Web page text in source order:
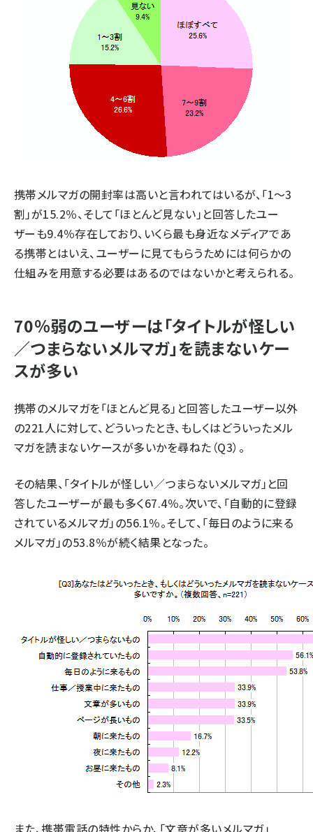
携帯メルマガの開封率は高いと言われてはいるが、「1～3
割」が15.2％、そして「ほとんど見ない」と回答したユー
ザーも9.4％存在しており、いくら最も身近なメディアであ
る携帯とはいえ、ユーザーに見てもらうためには何らかの
仕組みを用意する必要はあるのではないかと考えられる。
70％弱のユーザーは「タイトルが怪しい
／つまらないメルマガ」を読まないケー
スが多い
携帯のメルマガを「ほとんど見る」と回答したユーザー以外
の221人に対して、どういったとき、もしくはどういったメル
マガを読まないケースが多いかを尋ねた（Q3）。
その結果、「タイトルが怪しい／つまらないメルマガ」と回
答したユーザーが最も多く67.4％。次いで、「自動的に登録
されているメルマガ」の56.1％。そして、「毎日のように来る
メルマガ」の53.8％が続く結果となった。
また、携帯電話の特性からか、「文章が多いメルマガ」